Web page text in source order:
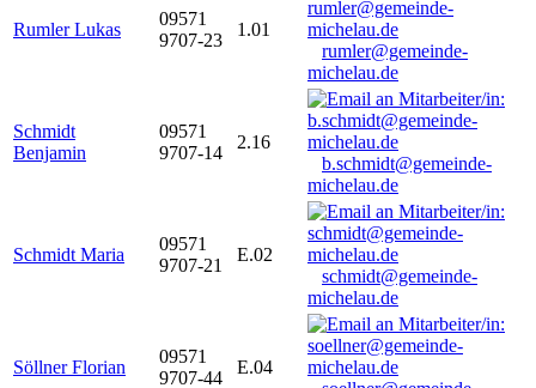
Rumler Lukas
09571
9707-23
1.01
rumler@gemeinde-
michelau.de
Schmidt
Benjamin
09571
9707-14
2.16
b.schmidt@gemeinde-
michelau.de
Schmidt Maria
09571
9707-21
E.02
schmidt@gemeinde-
michelau.de
Söllner Florian
09571
9707-44
E.04